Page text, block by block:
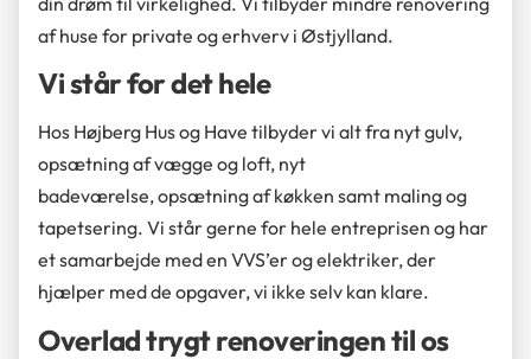
af huse for private og erhverv i Østjylland.
Vi står for det hele
Hos Højberg Hus og Have tilbyder vi alt fra nyt gulv,
opsætning af vægge og loft, nyt
badeværelse, opsætning af køkken samt maling og
tapetsering. Vi står gerne for hele entreprisen og har
et samarbejde med en VVS’er og elektriker, der
hjælper med de opgaver, vi ikke selv kan klare.
Overlad trygt renoveringen til os